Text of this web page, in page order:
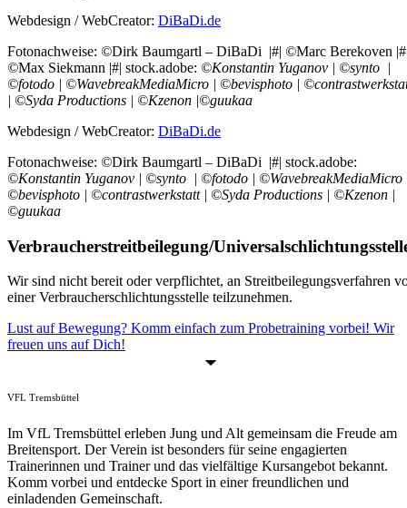
Webdesign / WebCreator: DiBaDi.de
Fotonachweise: ©Dirk Baumgartl – DiBaDi |#| ©Marc Berekoven
©Max Siekmann |#| stock.adobe: ©Konstantin Yuganov | ©synto |
©fotodo | ©WavebreakMediaMicro | ©bevisphoto |
| ©Syda Productions | ©Kzenon |©guukaa
Webdesign / WebCreator: DiBaDi.de
Fotonachweise: ©Dirk Baumgartl – DiBaDi |#| stock.adobe:
©Konstantin Yuganov | ©synto | ©fotodo | ©WavebreakMediaMicro
©bevisphoto | ©contrastwerkstatt | ©Syda Productions | ©Kzenon |
©guukaa
Verbraucher­streit­beilegung/
Wir sind nicht bereit oder verpflichtet, an Streitbeilegungsverfahren
einer Verbraucherschlichtungsstelle teilzunehmen.
Lust auf Bewegung? Komm einfach zum Probetraining vorbei! Wir
freuen uns auf Dich!
VFL Tremsbüttel
Im VfL Tremsbüttel erleben Jung und Alt gemeinsam die Freude am
Breitensport. Der Verein ist besonders für seine engagierten
Trainerinnen und Trainer und das vielfältige Kursangebot bekannt.
Komm vorbei und entdecke Sport in einer freundlichen und
einladenden Gemeinschaft.